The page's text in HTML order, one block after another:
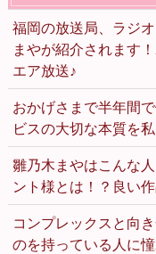
福岡の放送局、ラジ
まやが紹介されます
エア放送♪
おかげさまで半年間
ビスの大切な本質を
雛乃木まやはこんな
ント様とは！？良い
コンプレックスと向
のを持っている人に